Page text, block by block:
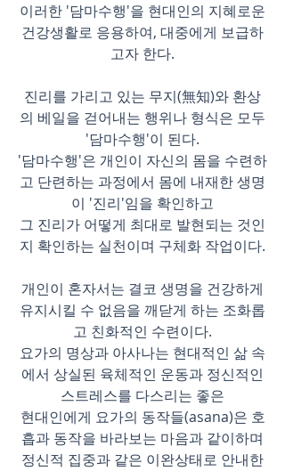
이러한 '담마수행'을 현대인의 지혜로운
건강생활로 응용하여, 대중에게 보급하
고자 한다.
진리를 가리고 있는 무지(無知)와 환상
의 베일을 걷어내는 행위나 형식은 모두
'담마수행'이 된다.
'담마수행'은 개인이 자신의 몸을 수련하
고 단련하는 과정에서 몸에 내재한 생명
이 '진리'임을 확인하고
그 진리가 어떻게 최대로 발현되는 것인
지 확인하는 실천이며 구체화 작업이다.
개인이 혼자서는 결코 생명을 건강하게
유지시킬 수 없음을 깨닫게 하는 조화롭
고 친화적인 수련이다.
요가의 명상과 아사나는 현대적인 삶 속
에서 상실된 육체적인 운동과 정신적인
스트레스를 다스리는 좋은
현대인에게 요가의 동작들(asana)은 호
흡과 동작을 바라보는 마음과 같이하며
정신적 집중과 같은 이완상태로 안내한